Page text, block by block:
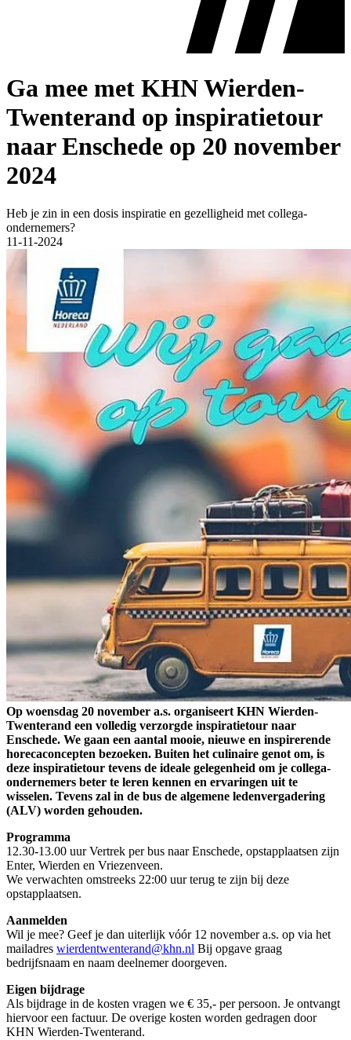
Ga mee met KHN Wierden-
Twenterand op inspiratietour
naar Enschede op 20 november
2024
Heb je zin in een dosis inspiratie en gezelligheid met collega-
ondernemers?
11-11-2024
Op woensdag 20 november a.s. organiseert KHN Wierden-
Twenterand een volledig verzorgde inspiratietour naar
Enschede. We gaan een aantal mooie, nieuwe en inspirerende
horecaconcepten bezoeken. Buiten het culinaire genot om, is
deze inspiratietour tevens de ideale gelegenheid om je collega-
ondernemers beter te leren kennen en ervaringen uit te
wisselen. Tevens zal in de bus de algemene ledenvergadering
(ALV) worden gehouden.
Programma
12.30-13.00 uur Vertrek per bus naar Enschede, opstapplaatsen zijn
Enter, Wierden en Vriezenveen.
We verwachten omstreeks 22:00 uur terug te zijn bij deze
opstapplaatsen.
Aanmelden
Wil je mee? Geef je dan uiterlijk vóór 12 november a.s. op via het
mailadres wierdentwenterand@khn.nl Bij opgave graag
bedrijfsnaam en naam deelnemer doorgeven.
Eigen bijdrage
Als bijdrage in de kosten vragen we € 35,- per persoon. Je ontvangt
hiervoor een factuur. De overige kosten worden gedragen door
KHN Wierden-Twenterand.